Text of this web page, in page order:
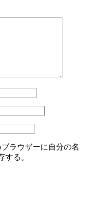
ラウザーに自分の名
する。